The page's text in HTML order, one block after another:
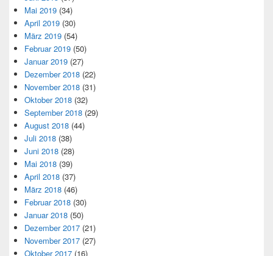
Mai 2019 (34)
April 2019 (30)
März 2019 (54)
Februar 2019 (50)
Januar 2019 (27)
Dezember 2018 (22)
November 2018 (31)
Oktober 2018 (32)
September 2018 (29)
August 2018 (44)
Juli 2018 (38)
Juni 2018 (28)
Mai 2018 (39)
April 2018 (37)
März 2018 (46)
Februar 2018 (30)
Januar 2018 (50)
Dezember 2017 (21)
November 2017 (27)
Oktober 2017 (16)